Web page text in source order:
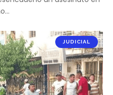
JUDICIAL